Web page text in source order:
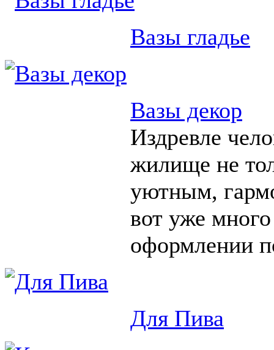
Вазы гладье
Вазы декор
Издревле
жилище не
уютным,
вот уже
оформлении
Для Пива